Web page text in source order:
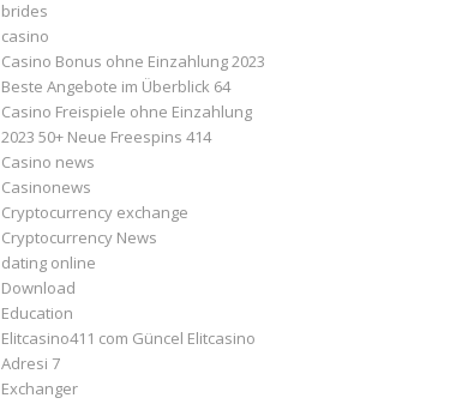
brides
casino
Casino Bonus ohne Einzahlung 2023 ️
Beste Angebote im Überblick 64
Casino Freispiele ohne Einzahlung
2023 50+ Neue Freespins 414
Casino news
Casinonews
Cryptocurrency exchange
Cryptocurrency News
dating online
Download
Education
Elitcasino411 com Güncel Elitcasino
Adresi 7
Exchanger